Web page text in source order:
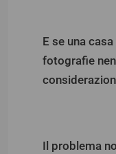
E se una
fotografie
Il problema